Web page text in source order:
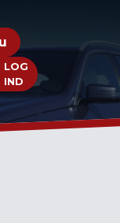
LOG
IND